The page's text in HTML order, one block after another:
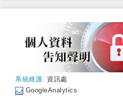
系統維護: 資訊處
GoogleAnalytics